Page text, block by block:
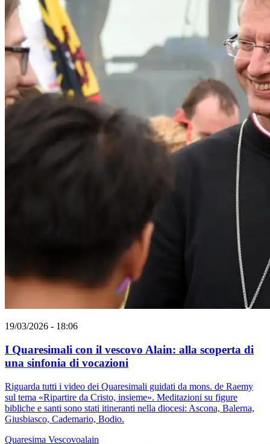
19/03/2026 - 18:06
I Quaresimali con il vescovo Alain: alla scoperta di
una sinfonia di vocazioni
Riguarda tutti i video dei Quaresimali guidati da mons. de Raemy
sul tema «Ripartire da Cristo, insieme». Meditazioni su figure
bibliche e santi sono stati itineranti nella diocesi: Ascona, Balerna,
Giusbiasco, Cademario, Bodio.
Quaresima Vescovoalain